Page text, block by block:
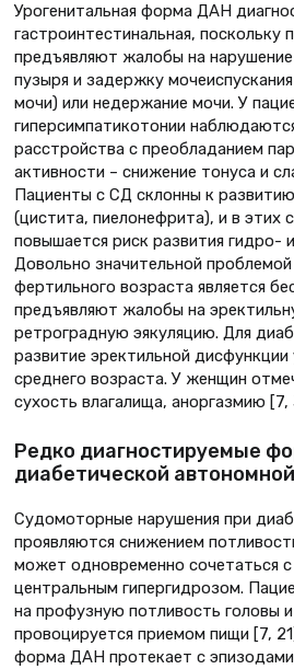
Урогенитальная форма ДАН
гастроинтестинальная, поскольку
предъявляют жалобы на
пузыря и задержку
мочи) или недержание мочи. У
гиперсимпатикотонии
расстройства с преобладанием
активности – снижение тонуса и
Пациенты с СД склонны к
(цистита, пиелонефрита), и в этих
повышается риск развития гидро-
Довольно значительной
фертильного возраста является
предъявляют жалобы на
ретроградную эякуляцию. Для
развитие эректильной
среднего возраста. У женщин
сухость влагалища, аноргазмию [7,
Редко диагностируемые
диабетической
Судомоторные нарушения при
проявляются снижением
может одновременно сочетаться
центральным гипергидрозом.
на профузную потливость головы
провоцируется приемом пищи [7,
форма ДАН протекает с эпизодами